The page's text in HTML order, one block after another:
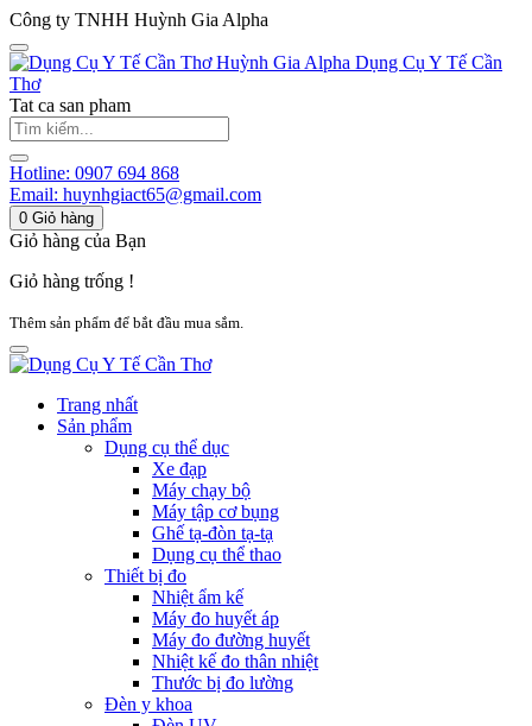
Công ty TNHH Huỳnh Gia Alpha
Huỳnh Gia Alpha Dụng Cụ Y Tế Cần
Thơ
Tat ca san pham
Hotline: 0907 694 868
Email: huynhgiact65@gmail.com
0 Giỏ hàng
Giỏ hàng của Bạn
Giỏ hàng trống !
Thêm sản phẩm để bắt đầu mua sắm.
Trang nhất
Sản phẩm
Dụng cụ thể dục
Xe đạp
Máy chạy bộ
Máy tập cơ bụng
Ghế tạ-đòn tạ-tạ
Dụng cụ thể thao
Thiết bị đo
Nhiệt ẩm kế
Máy đo huyết áp
Máy đo đường huyết
Nhiệt kế đo thân nhiệt
Thước bị đo lường
Đèn y khoa